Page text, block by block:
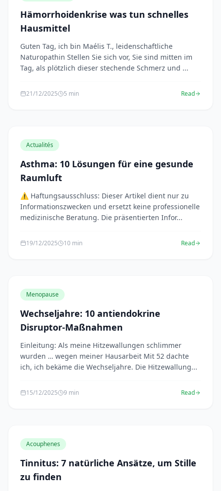
Hämorrhoidenkrise was tun schnelles
Hausmittel
Guten Tag, ich bin Maélis T., leidenschaftliche
Naturopathin Stellen Sie sich vor, Sie sind mitten im
Tag, als plötzlich dieser stechende Schmerz und ...
21/12/2025 5 min Read
Actualités
Asthma: 10 Lösungen für eine gesunde
Raumluft
⚠️ Haftungsausschluss: Dieser Artikel dient nur zu
Informationszwecken und ersetzt keine professionelle
medizinische Beratung. Die präsentierten Infor...
19/12/2025 10 min Read
Menopause
Wechseljahre: 10 antiendokrine
Disruptor-Maßnahmen
Einleitung: Als meine Hitzewallungen schlimmer
wurden … wegen meiner Hausarbeit Mit 52 dachte
ich, ich bekäme die Wechseljahre. Die Hitzewallung...
15/12/2025 9 min Read
Acouphenes
Tinnitus: 7 natürliche Ansätze, um Stille
zu finden